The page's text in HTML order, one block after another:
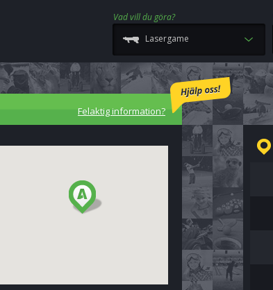
Vad vill du göra?
Lasergame
Felaktig information?